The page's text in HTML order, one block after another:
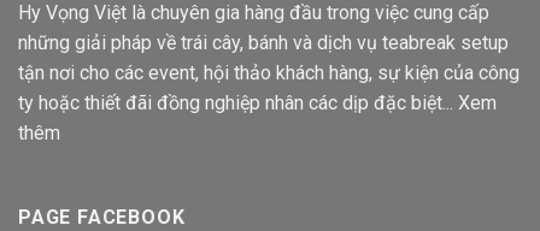
Hy Vọng Việt là chuyên gia hàng đầu trong việc cung cấp
những giải pháp về trái cây, bánh và dịch vụ teabreak setup
tận nơi cho các event, hội thảo khách hàng, sự kiện của công
ty hoặc thiết đãi đồng nghiệp nhân các dịp đặc biệt... Xem
thêm
PAGE FACEBOOK